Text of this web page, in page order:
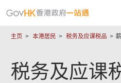
主页 本港居民 税务及应课税品
税务及应课